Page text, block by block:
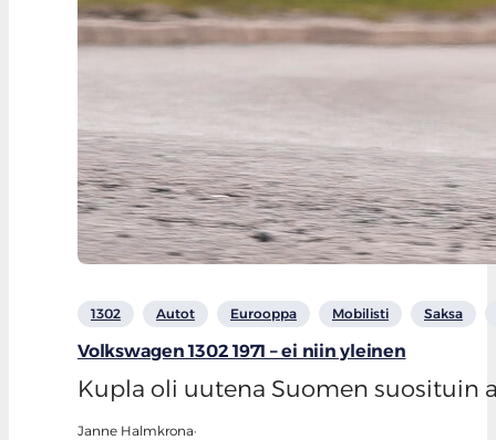
1302 Autot Eurooppa Mobilisti Saksa
Volkswagen 1302 1971 – ei niin yleinen
Kupla oli uutena Suomen suosituin
Janne Halmkrona·